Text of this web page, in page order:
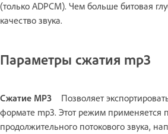
(только ADPCM). Чем больше битовая
качество звука.
Параметры сжатия mp3
Сжатие MP3
Позволяет
формате mp3. Этот режим применяется
продолжительного потокового звука,